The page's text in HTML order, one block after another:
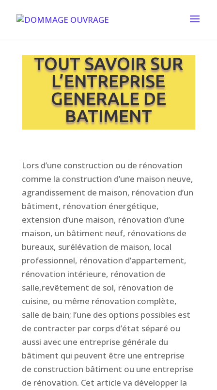
TOUT SAVOIR SUR
L’ENTREPRISE
GENERALE DE
BATIMENT
Lors d’une construction ou de rénovation
comme la construction d’une maison neuve,
agrandissement de maison, rénovation d’un
bâtiment, rénovation énergétique,
extension d’une maison, rénovation d’une
maison, un bâtiment neuf, rénovations de
bureaux, surélévation de maison, local
professionnel, rénovation d’appartement,
rénovation intérieure, rénovation de
salle,revêtement de sol, rénovation de
cuisine, ou même rénovation complète,
salle de bain; l’une des options possibles est
de contracter par corps d’état séparé ou
aussi avec une entreprise générale du
bâtiment qui peuvent être une entreprise
de construction bâtiment ou une entreprise
de rénovation. Cet article va développer la